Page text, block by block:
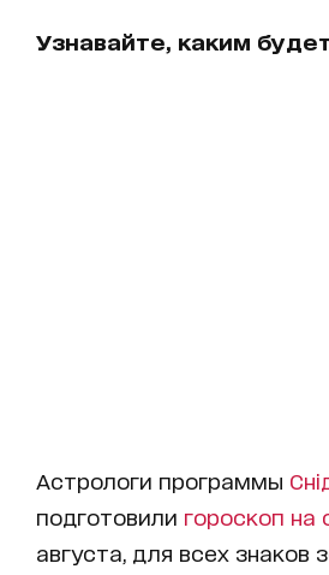
Узнавайте, каким
Астрологи программы
подготовили гороскоп на
августа, для всех знаков